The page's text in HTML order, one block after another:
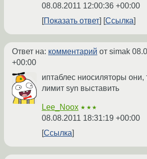
08.08.2011 12:00:36 +00:00
Показать ответ
Ссылка
Ответ на: комментарий от simak
+00:00
иптаблес ниосиляторы
лимит syn выставить
Lee_Noox ★★★
08.08.2011 18:31:19 +00:00
Ссылка